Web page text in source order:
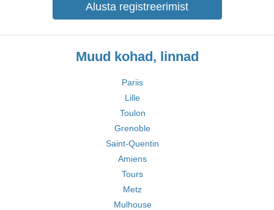
Alusta registreerimist
Muud kohad, linnad
Pariis
Lille
Toulon
Grenoble
Saint-Quentin
Amiens
Tours
Metz
Mulhouse